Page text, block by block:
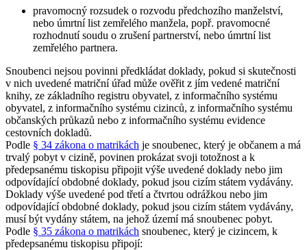
pravomocný rozsudek o rozvodu předchozího manželství,
nebo úmrtní list zemřelého manžela, popř. pravomocné
rozhodnutí soudu o zrušení partnerství, nebo úmrtní list
zemřelého partnera.
Snoubenci nejsou povinni předkládat doklady, pokud si skutečnosti
v nich uvedené matriční úřad může ověřit z jím vedené matriční
knihy, ze základního registru obyvatel, z informačního systému
obyvatel, z informačního systému cizinců, z informačního systému
občanských průkazů nebo z informačního systému evidence
cestovních dokladů.
Podle § 34 zákona o matrikách je snoubenec, který je občanem a má
trvalý pobyt v cizině, povinen prokázat svoji totožnost a k
předepsanému tiskopisu připojit výše uvedené doklady nebo jim
odpovídající obdobné doklady, pokud jsou cizím státem vydávány.
Doklady výše uvedené pod třetí a čtvrtou odrážkou nebo jim
odpovídající obdobné doklady, pokud jsou cizím státem vydávány,
musí být vydány státem, na jehož území má snoubenec pobyt.
Podle § 35 zákona o matrikách snoubenec, který je cizincem, k
předepsanému tiskopisu připojí: